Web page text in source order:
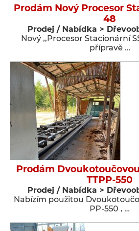
Prodám Nový Procesor
48
Prodej / Nabídka >
Nový ,,Procesor Stacionární
přípravě …
Prodám
TTPP-550
Prodej / Nabídka >
Nabízím použitou
PP-550 , …